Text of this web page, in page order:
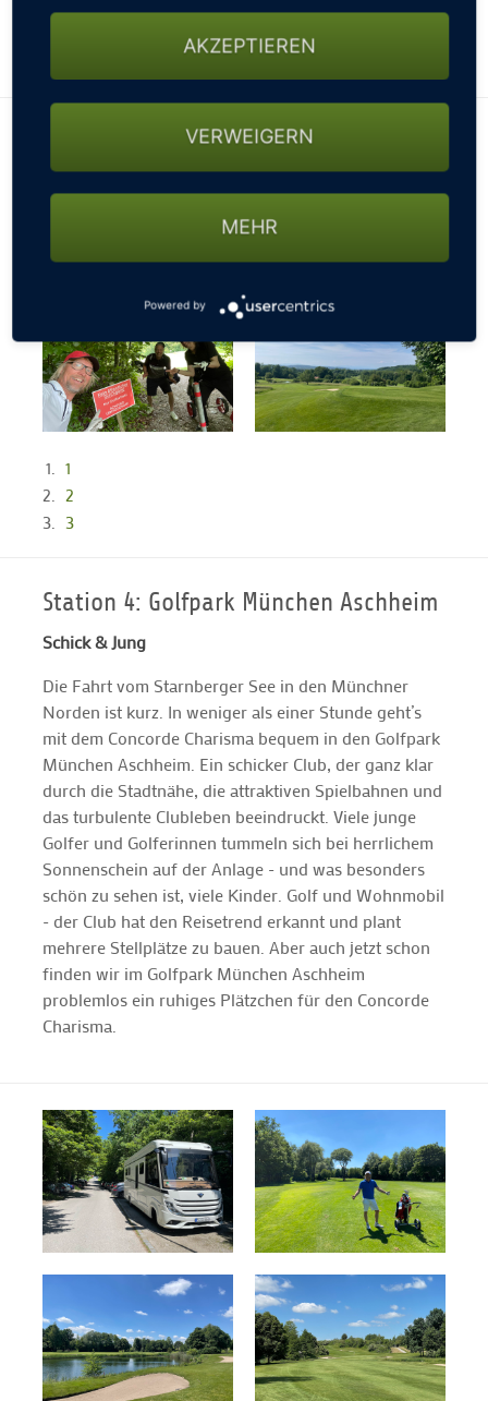
könnte es mit der gebuchten Startzeit schon mal
1
2
3
Station 4: Golfpark München Aschheim
Schick & Jung
Die Fahrt vom Starnberger See in den Münchner
Norden ist kurz. In weniger als einer Stunde geht’s
mit dem Concorde Charisma bequem in den Golfpark
München Aschheim. Ein schicker Club, der ganz klar
durch die Stadtnähe, die attraktiven Spielbahnen und
das turbulente Clubleben beeindruckt. Viele junge
Golfer und Golferinnen tummeln sich bei herrlichem
Sonnenschein auf der Anlage - und was besonders
schön zu sehen ist, viele Kinder. Golf und Wohnmobil
- der Club hat den Reisetrend erkannt und plant
mehrere Stellplätze zu bauen. Aber auch jetzt schon
finden wir im Golfpark München Aschheim
problemlos ein ruhiges Plätzchen für den Concorde
Charisma.
AKZEPTIEREN
VERWEIGERN
MEHR
Powered by